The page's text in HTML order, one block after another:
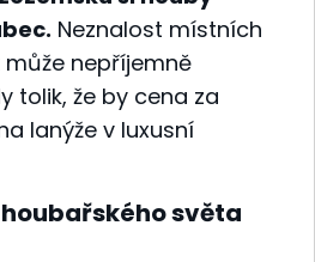
Neznalost místních
nepříjemně
tolik, že by cena za
lanýže v luxusní
světa